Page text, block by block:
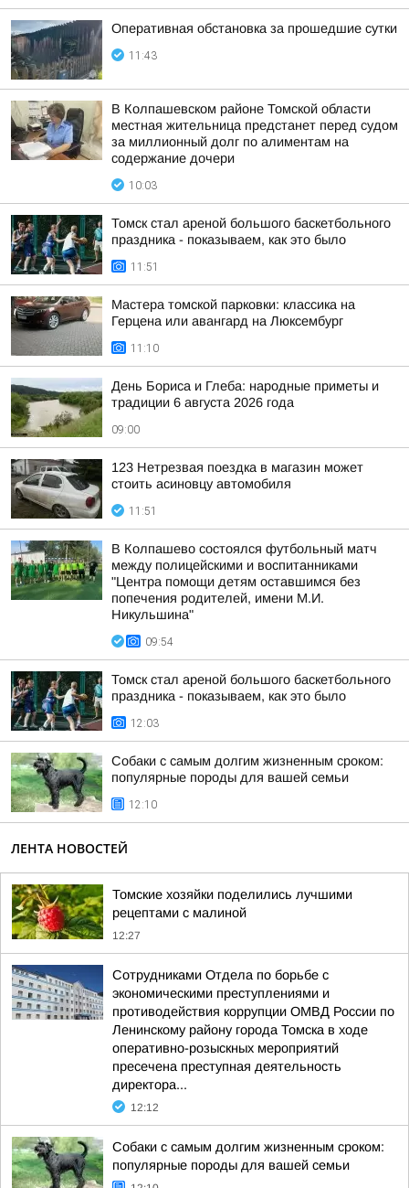
Оперативная обстановка за прошедшие сутки
11:43
В Колпашевском районе Томской области
местная жительница предстанет перед судом
за миллионный долг по алиментам на
содержание дочери
10:03
Томск стал ареной большого баскетбольного
праздника - показываем, как это было
11:51
Мастера томской парковки: классика на
Герцена или авангард на Люксембург
11:10
День Бориса и Глеба: народные приметы и
традиции 6 августа 2026 года
09:00
123 Нетрезвая поездка в магазин может
стоить асиновцу автомобиля
11:51
В Колпашево состоялся футбольный матч
между полицейскими и воспитанниками
"Центра помощи детям оставшимся без
попечения родителей, имени М.И.
Никульшина"
09:54
Томск стал ареной большого баскетбольного
праздника - показываем, как это было
12:03
Собаки с самым долгим жизненным сроком:
популярные породы для вашей семьи
12:10
ЛЕНТА НОВОСТЕЙ
Томские хозяйки поделились лучшими
рецептами с малиной
12:27
Сотрудниками Отдела по борьбе с
экономическими преступлениями и
противодействия коррупции ОМВД России по
Ленинскому району города Томска в ходе
оперативно-розыскных мероприятий
пресечена преступная деятельность
директора...
12:12
Собаки с самым долгим жизненным сроком:
популярные породы для вашей семьи